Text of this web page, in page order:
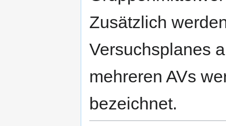
Zusätzlich
Versuchsplanes
mehreren AVs
bezeichnet.